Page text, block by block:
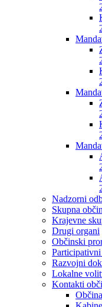
Nadzorni
Skupna
Krajevne
Drugi organi
Občinski
Razvojni
Lokalne
Kontakti